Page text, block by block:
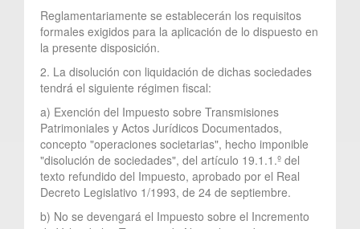
Reglamentariamente se establecerán los requisitos
formales exigidos para la aplicación de lo dispuesto en
la presente disposición.
2. La disolución con liquidación de dichas sociedades
tendrá el siguiente régimen fiscal:
a) Exención del Impuesto sobre Transmisiones
Patrimoniales y Actos Jurídicos Documentados,
concepto "operaciones societarias", hecho imponible
"disolución de sociedades", del artículo 19.1.1.º del
texto refundido del Impuesto, aprobado por el Real
Decreto Legislativo 1/1993, de 24 de septiembre.
b) No se devengará el Impuesto sobre el Incremento